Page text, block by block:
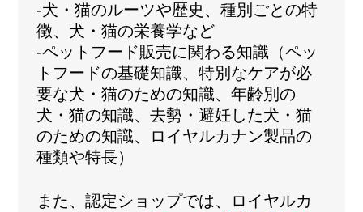
-犬・猫のルーツや歴史、種別ごとの特
徴、犬・猫の栄養学など
-ペットフード販売に関わる知識（ペッ
トフードの基礎知識、特別なケアが必
要な犬・猫のための知識、年齢別の
犬・猫の知識、去勢・避妊した犬・猫
のための知識、ロイヤルカナン製品の
種類や特長）
また、認定ショップでは、ロイヤルカ